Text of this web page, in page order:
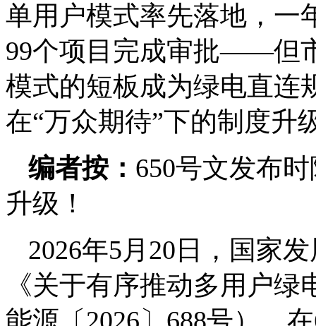
单用户模式率先落地，一
99个项目完成审批——但
模式的短板成为绿电直连
在“万众期待”下的制度升
编者按： 650号文发布
升级！
2026年5月20日，国家
《关于有序推动多用户